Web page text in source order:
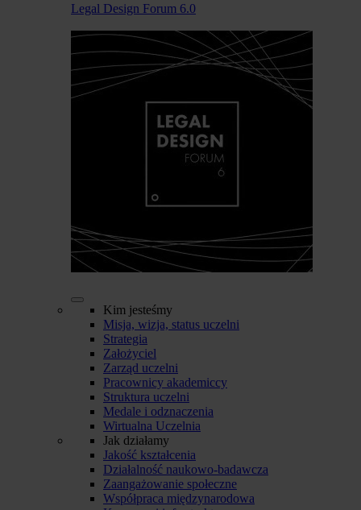
Legal Design Forum 6.0
Kim jesteśmy
Misja, wizja, status uczelni
Strategia
Założyciel
Zarząd uczelni
Pracownicy akademiccy
Struktura uczelni
Medale i odznaczenia
Wirtualna Uczelnia
Jak działamy
Jakość kształcenia
Działalność naukowo-badawcza
Zaangażowanie społeczne
Współpraca międzynarodowa